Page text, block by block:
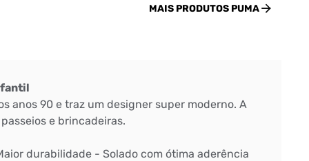
MAIS PRODUTOS PUMA
anos 90 e traz um designer super moderno. A
e brincadeiras.
durabilidade - Solado com ótima aderência